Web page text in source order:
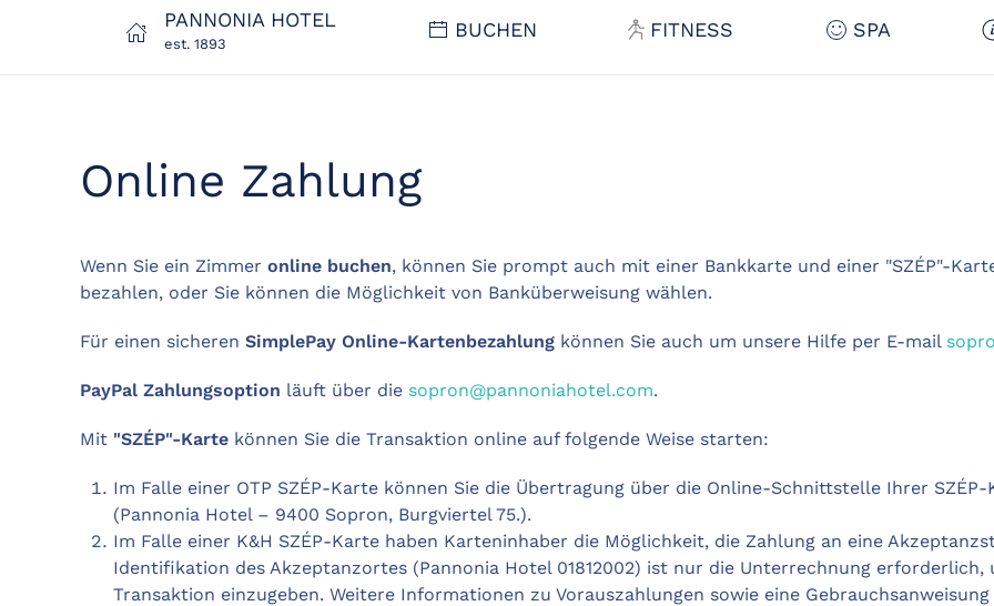
PANNONIA HOTEL
est. 1893
BUCHEN FITNESS SPA
Online Zahlung
Wenn Sie ein Zimmer online buchen, können Sie prompt auch mit einer Bankkarte und einer "SZÉP"-
bezahlen, oder Sie können die Möglichkeit von Banküberweisung wählen.
Für einen sicheren SimplePay Online-Kartenbezahlung können Sie auch um unsere Hilfe per E-mail
PayPal Zahlungsoption läuft über die sopron@pannoniahotel.com.
Mit "SZÉP"-Karte können Sie die Transaktion online auf folgende Weise starten:
Im Falle einer OTP SZÉP-Karte können Sie die Übertragung über die Online-Schnittstelle Ihrer
(Pannonia Hotel – 9400 Sopron, Burgviertel 75.).
Im Falle einer K&H SZÉP-Karte haben Karteninhaber die Möglichkeit, die Zahlung an eine
Identifikation des Akzeptanzortes (Pannonia Hotel 01812002) ist nur die Unterrechnung erforderlich,
Transaktion einzugeben. Weitere Informationen zu Vorauszahlungen sowie eine